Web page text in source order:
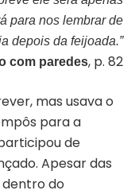
para nos lembrar de
depois da feijoada.”
com paredes, p. 82
mas usava o
para a
de
Apesar das
do